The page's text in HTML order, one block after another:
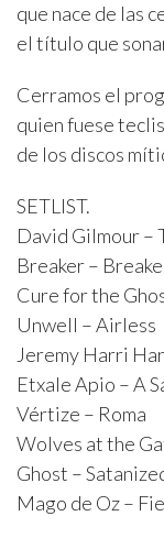
que nace de las
el título que
Cerramos el
quien fuese
de los discos
SETLIST.
David Gilmour –
Breaker –
Cure for the
Unwell – Airless
Jeremy Harri
Etxale Apio – A
Vértize – Roma
Wolves at the
Ghost –
Mago de Oz –